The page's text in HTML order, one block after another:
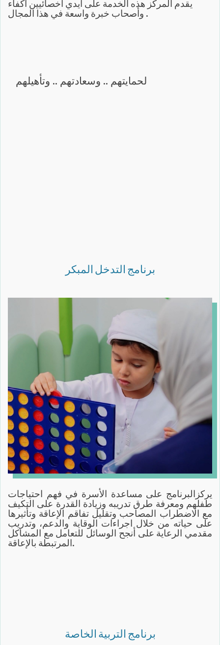
يقدم المركز هذه الخدمة على أيدي أخصائيين أكفاء
وأصحاب خبرة واسعة في هذا المجال .
لحمايتهم .. وسعادتهم .. وتأهيلهم
برنامج التدخل المبكر
يركزالبرنامج على مساعدة الأسرة في فهم احتياجات
طفلهم ومعرفة طرق تدريبه وزيادة القدرة على التكيف
مع الاضطراب المصاحب وتقليل تفاقم الإعاقة وتأثيرها
على حياته من خلال اجراءات الوقاية والدعم، وتدريب
مقدمي الرعاية على أنجح الوسائل للتعامل مع المشاكل
المرتبطة بالإعاقة.
برنامج التربية الخاصة